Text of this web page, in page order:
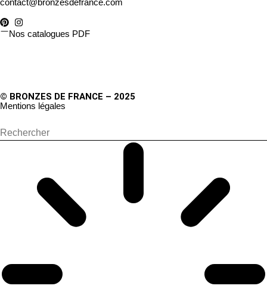
Nos catalogues PDF
© BRONZES DE FRANCE – 2025
Mentions légales